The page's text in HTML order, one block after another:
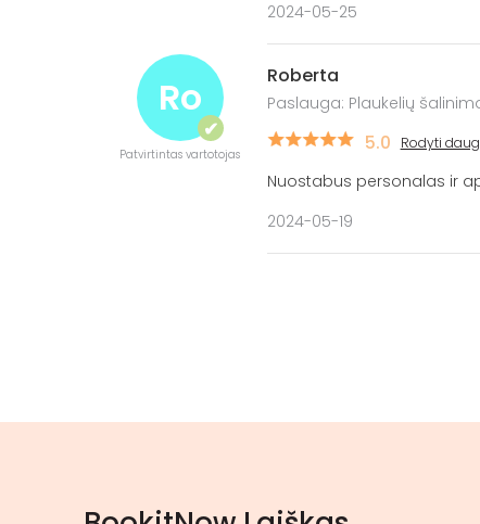
2024-05-25
Ro
✔
Patvirtintas vartotojas
Roberta
Paslauga: Plaukelių
5.0 Rodyti
Nuostabus personalas ir
2024-05-19